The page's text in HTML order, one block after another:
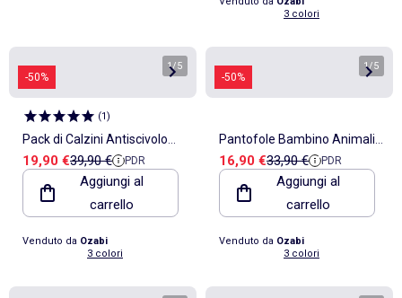
3 colori
-50%
1/5
(1)
Pack di Calzini Antiscivolo
Bambino LILO & STITCH
(Confezione da 2)
Prezzo di vendita
19,90 €Prezzo di riferimento
39,90 € PDR
Aggiungi al
carrello
Venduto da Ozabi
3 colori
-50%
1/5
Pantofole Bambino Animali
3D Ultra Morbide MD9758
Prezzo di vendita
16,90 €Prezzo di riferimento
33,90 € PDR
Aggiungi al
carrello
Venduto da Ozabi
3 colori